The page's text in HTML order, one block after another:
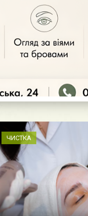
Чистка обличчя Є